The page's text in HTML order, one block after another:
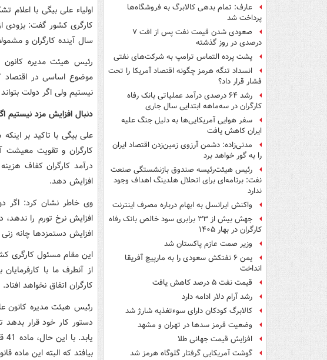
عارف: تمام بدهی کالابرگ به فروشگاه‌ها
پرداخت شد
صعودی شدن قیمت نفت پس از افت ۷
درصدی در روز گذشته
پشت پرده التماس ترامپ به شرکت‌های نفتی
انسداد تنگه هرمز چگونه اقتصاد آمریکا را تحت
فشار قرار داد؟
رشد ۶۴ درصدی درآمد عملیاتی بانک رفاه
کارگران در سه‌ماهه ابتدایی سال جاری
سفر هوایی آمریکایی‌ها به دلیل جنگ علیه
ایران کاهش یافت
مدنی‌زاده: دشمن آرزوی زمین‌زدن اقتصاد ایران
را به گور خواهد برد
رئیس هیئت‌رئیسه صندوق بازنشستگی صنعت
نفت: برنامه‌ای برای انحلال هلدینگ اهداف وجود
ندارد
واکنش ایرانسل به ابهام درباره مصرف اینترنت
جهش بیش از ۳۳ برابری سود خالص بانک رفاه
کارگران در بهار ۱۴۰۵
وزیر صمت عازم پاکستان شد
یمن ۶ نفتکش سعودی را به مارپیچ آفریقا
انداخت
قیمت نفت ۵ درصد کاهش یافت
رشد آرام دلار ادامه دارد
کالابرگ کودکان دارای سوءتغذیه شارژ شد
وضعیت قرمز سدها در تهران و مشهد
افزایش قیمت جهانی طلا
گوشت آمریکایی گرفتار گلوگاه هرمز شد
اولیاء علی بیگی با اعلام
کارگری کشور گفت:
سال آینده کارگران و
رئیس هیئت مدیره کانون
موضوع اساسی در اقتصاد
نیستیم ولی اگر دولت
دنبال افزایش مزد نیستیم
علی بیگی با تاکید بر
کارگران و تقویت معیشت
درآمد کارگران کفاف
افزایش دهد.
وی خاطر نشان کرد: اگر
افزایش نرخ تورم را
افزایش دستمزدها چانه
این مقام مسئول کارگری
از آنطرف ما با
کارگران اتفاق نخواهد
رئیس هیئت مدیره کانون
دستور کار خود قرار بدهد
بیافتد که البته این ماده